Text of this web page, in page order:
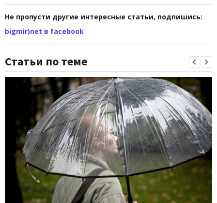
Не пропусти другие интересные статьи, подпишись:
bigmir)net в facebook
Статьи по теме